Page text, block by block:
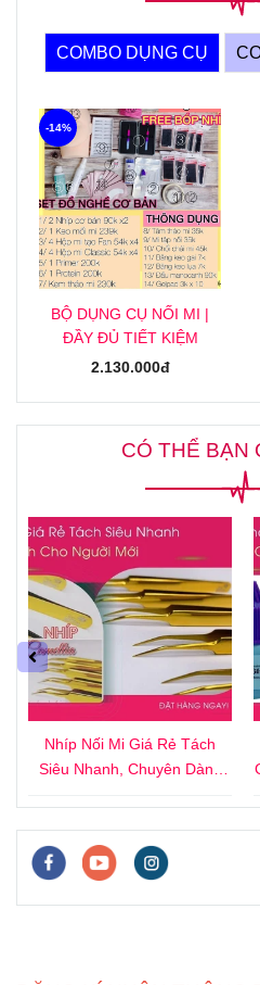
COMBO DỤNG CỤ
BỘ DỤNG CỤ NỐI MI |
ĐẦY ĐỦ TIẾT KIỆM
2.130.000đ
-14%
CÓ THỂ BẠN
Nhíp Nối Mi Giá Rẻ Tách
Siêu Nhanh, Chuyên Dành